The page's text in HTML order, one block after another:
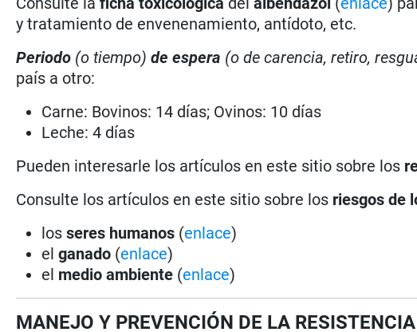
y tratamiento de envenenamiento, antídoto, etc.
Periodo (o tiempo) de espera (o de carencia, retiro,
país a otro:
Carne: Bovinos: 14 días; Ovinos: 10 días
Leche: 4 días
Pueden interesarle los artículos en este sitio sobre los
Consulte los artículos en este sitio sobre los riesgos de
losseres humanos (enlace)
elganado (enlace)
el medio ambiente (enlace)
MANEJO Y PREVENCIÓN DE LA RESISTENCIA